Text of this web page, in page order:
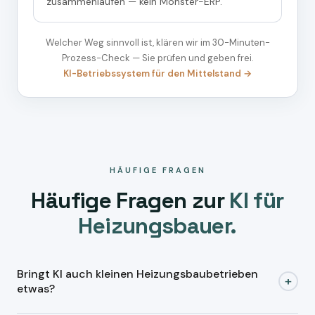
Welcher Weg sinnvoll ist, klären wir im 30-Minuten-
Prozess-Check — Sie prüfen und geben frei.
KI-Betriebssystem für den Mittelstand →
HÄUFIGE FRAGEN
Häufige Fragen zur KI für
Heizungsbauer.
Bringt KI auch kleinen Heizungsbaubetrieben
etwas?
+